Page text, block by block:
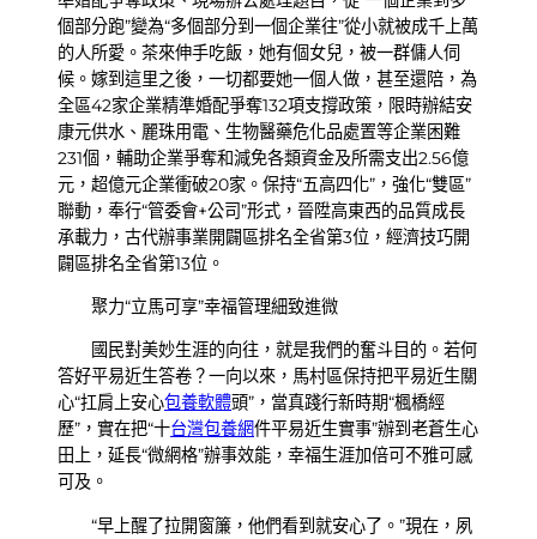
個部分跑”變為“多個部分到一個企業往”從小就被成千上萬
的人所愛。茶來伸手吃飯，她有個女兒，被一群傭人伺
候。嫁到這里之後，一切都要她一個人做，甚至還陪，為
全區42家企業精準婚配爭奪132項支撐政策，限時辦結安
康元供水、麗珠用電、生物醫藥危化品處置等企業困難
231個，輔助企業爭奪和減免各類資金及所需支出2.56億
元，超億元企業衝破20家。保持“五高四化”，強化“雙區”
聯動，奉行“管委會+公司”形式，晉陞高東西的品質成長
承載力，古代辦事業開闢區排名全省第3位，經濟技巧開
闢區排名全省第13位。
聚力“立馬可享”幸福管理細致進微
國民對美妙生涯的向往，就是我們的奮斗目的。若何
答好平易近生答卷？一向以來，馬村區保持把平易近生關
心“扛肩上安心包養軟體頭”，當真踐行新時期“楓橋經
歷”，實在把“十台灣包養網件平易近生實事”辦到老蒼生心
田上，延長“微網格”辦事效能，幸福生涯加倍可不雅可感
可及。
“早上醒了拉開窗簾，他們看到就安心了。”現在，夙